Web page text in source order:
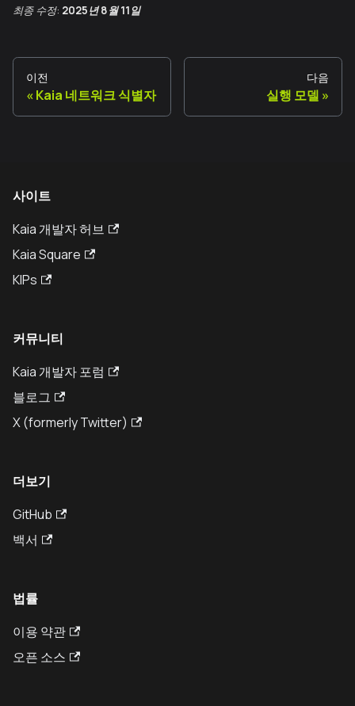
최종 수정: 2025년 8월 11일
이전
Kaia 네트워크 식별자
다음
실행 모델
사이트
Kaia 개발자 허브
Kaia Square
KIPs
커뮤니티
Kaia 개발자 포럼
블로그
X (formerly Twitter)
더보기
GitHub
백서
법률
이용 약관
오픈 소스